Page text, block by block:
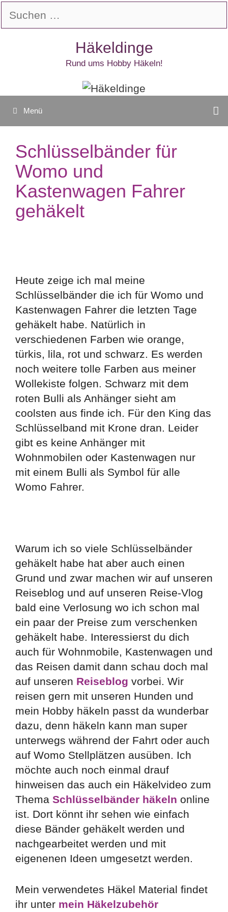
Inhalt
Suchen
Häkeldinge
Rund ums Hobby Häkeln!
Menü
Schlüsselbänder für
Womo und
Kastenwagen Fahrer
gehäkelt
Heute zeige ich mal meine
Schlüsselbänder die ich für Womo und
Kastenwagen Fahrer die letzten Tage
gehäkelt habe. Natürlich in
verschiedenen Farben wie orange,
türkis, lila, rot und schwarz. Es werden
noch weitere tolle Farben aus meiner
Wollekiste folgen. Schwarz mit dem
roten Bulli als Anhänger sieht am
coolsten aus finde ich. Für den King das
Schlüsselband mit Krone dran. Leider
gibt es keine Anhänger mit
Wohnmobilen oder Kastenwagen nur
mit einem Bulli als Symbol für alle
Womo Fahrer.
Warum ich so viele Schlüsselbänder
gehäkelt habe hat aber auch einen
Grund und zwar machen wir auf unseren
Reiseblog und auf unseren Reise-Vlog
bald eine Verlosung wo ich schon mal
ein paar der Preise zum verschenken
gehäkelt habe. Interessierst du dich
auch für Wohnmobile, Kastenwagen und
das Reisen damit dann schau doch mal
auf unseren Reiseblog vorbei. Wir
reisen gern mit unseren Hunden und
mein Hobby häkeln passt da wunderbar
dazu, denn häkeln kann man super
unterwegs während der Fahrt oder auch
auf Womo Stellplätzen ausüben. Ich
möchte auch noch einmal drauf
hinweisen das auch ein Häkelvideo zum
Thema Schlüsselbänder häkeln online
ist. Dort könnt ihr sehen wie einfach
diese Bänder gehäkelt werden und
nachgearbeitet werden und mit
eigenenen Ideen umgesetzt werden.
Mein verwendetes Häkel Material findet
ihr unter mein Häkelzubehör